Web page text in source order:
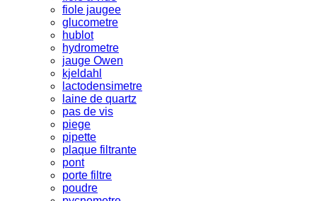
fiole jaugee
glucometre
hublot
hydrometre
jauge Owen
kjeldahl
lactodensimetre
laine de quartz
pas de vis
piege
pipette
plaque filtrante
pont
porte filtre
poudre